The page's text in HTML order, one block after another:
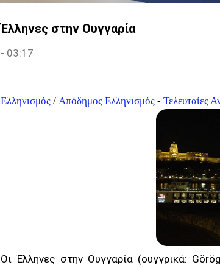
Έλληνες στην Ουγγαρία
- 03:17
Ελληνισμός / Απόδημος Ελληνισμός - Τελευταίες
Οι Έλληνες στην Ουγγαρία (ουγγρικά: